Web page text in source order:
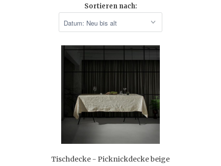
Sortieren nach:
Tischdecke - Picknickdecke beige